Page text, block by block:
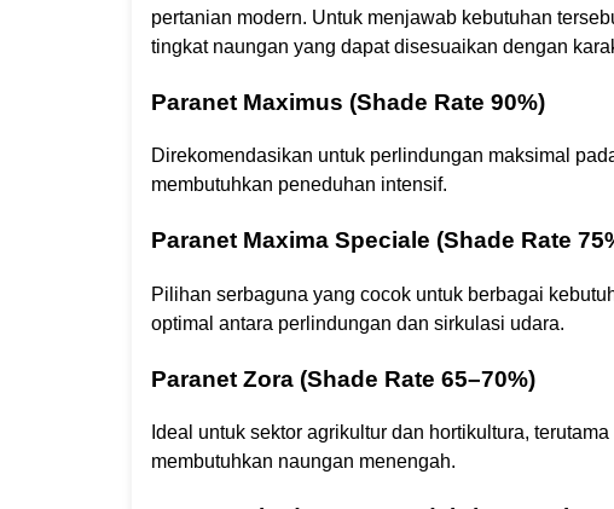
pertanian modern. Untuk menjawab kebutuhan
tingkat naungan yang dapat disesuaikan dengan
Paranet Maximus (Shade Rate 90%)
Direkomendasikan untuk perlindungan maksimal
membutuhkan peneduhan intensif.
Paranet Maxima Speciale (Shade Rate
Pilihan serbaguna yang cocok untuk berbagai
optimal antara perlindungan dan sirkulasi udara.
Paranet Zora (Shade Rate 65–70%)
Ideal untuk sektor agrikultur dan hortikultura,
membutuhkan naungan menengah.